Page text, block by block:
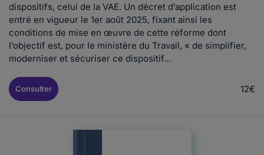
dispositifs, celui de la VAE. Un décret d’application est
entré en vigueur le 1er août 2025, fixant ainsi les
conditions de mise en œuvre de cette réforme dont
l’objectif est, pour le ministère du Travail, « de simplifier,
moderniser et sécuriser ce dispositif...
Consulter 12€